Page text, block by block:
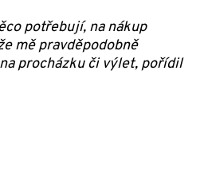
potřebují, na nákup
mě pravděpodobně
procházku či výlet, pořídil